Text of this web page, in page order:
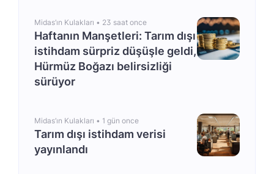
Midas’ın Kulakları • 23 saat once
Haftanın Manşetleri: Tarım dışı
istihdam sürpriz düşüşle geldi,
Hürmüz Boğazı belirsizliği
sürüyor
Midas’ın Kulakları • 1 gün once
Tarım dışı istihdam verisi
yayınlandı